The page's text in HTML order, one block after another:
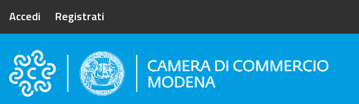
Accedi Registrati
Camera di Commercio di Modena